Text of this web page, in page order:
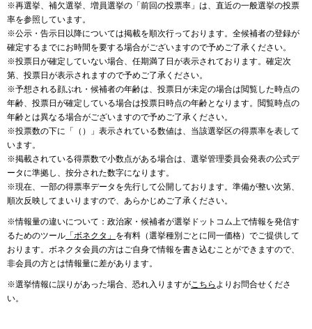
※再選挙、補欠選挙、増員選挙の「前回の投票率」は、直近の一般選挙の投票
率を参照しています。
※公示・告示日以降については掲載を順次行っております。全候補者の登録が
確定するまでにお時間を要する場合がございますので予めご了承ください。
※投票日が確定していない場合、任期満了日が表示されております。確定次
第、投票日が表示されますので予めご了承ください。
※予想される顔ぶれ・候補者の年齢は、投票日が未定の場合は閲覧した時点の
年齢、投票日が確定している場合は投票日時点の年齢となります。閲覧時点の
年齢とは異なる場合がございますので予めご了承ください。
※投票数の下に「（）」表示されている数値は、当該選挙区の得票率を表して
います。
※掲載されている得票数で小数点がある場合は、選挙管理委員会発表の公式デ
ータに準拠し、按分された数字になります。
※現在、一部の得票率データを先行して公開しております。準備が整い次第、
順次反映してまいりますので、あらかじめご了承ください。
※情報量の違いについて：政治家・候補者が選挙ドットコム上で情報を発信す
るためのツール 「ボネクタ」 を有料（選挙種別ごとに同一価格）でご提供して
おります。ボネクタ会員の方はご自身で情報を書き込むことができますので、
非会員の方とは情報量に差があります。
※選挙情報に誤りがあった場合、恐れ入りますがこちら よりお問合せくださ
い。